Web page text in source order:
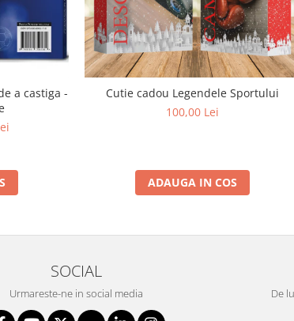
a castiga -
Cutie cadou Legendele Sportului
100,00 Lei
ADAUGA IN COS
SOCIAL
Urmareste-ne in social media De